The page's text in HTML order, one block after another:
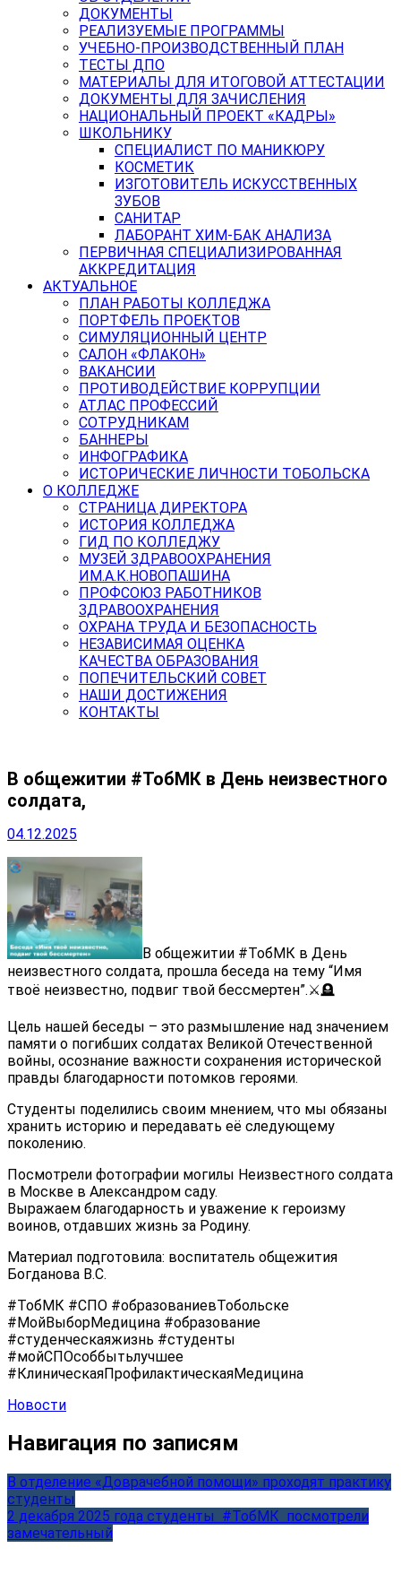
ДОКУМЕНТЫ
РЕАЛИЗУЕМЫЕ ПРОГРАММЫ
УЧЕБНО-ПРОИЗВОДСТВЕННЫЙ ПЛАН
ТЕСТЫ ДПО
МАТЕРИАЛЫ ДЛЯ ИТОГОВОЙ АТТЕСТАЦИИ
ДОКУМЕНТЫ ДЛЯ ЗАЧИСЛЕНИЯ
НАЦИОНАЛЬНЫЙ ПРОЕКТ «КАДРЫ»
ШКОЛЬНИКУ
СПЕЦИАЛИСТ ПО МАНИКЮРУ
КОСМЕТИК
ИЗГОТОВИТЕЛЬ ИСКУССТВЕННЫХ
ЗУБОВ
САНИТАР
ЛАБОРАНТ ХИМ-БАК АНАЛИЗА
ПЕРВИЧНАЯ СПЕЦИАЛИЗИРОВАННАЯ
АККРЕДИТАЦИЯ
АКТУАЛЬНОЕ
ПЛАН РАБОТЫ КОЛЛЕДЖА
ПОРТФЕЛЬ ПРОЕКТОВ
СИМУЛЯЦИОННЫЙ ЦЕНТР
САЛОН «ФЛАКОН»
ВАКАНСИИ
ПРОТИВОДЕЙСТВИЕ КОРРУПЦИИ
АТЛАС ПРОФЕССИЙ
СОТРУДНИКАМ
БАННЕРЫ
ИНФОГРАФИКА
ИСТОРИЧЕСКИЕ ЛИЧНОСТИ ТОБОЛЬСКА
О КОЛЛЕДЖЕ
СТРАНИЦА ДИРЕКТОРА
ИСТОРИЯ КОЛЛЕДЖА
ГИД ПО КОЛЛЕДЖУ
МУЗЕЙ ЗДРАВООХРАНЕНИЯ
ИМ.А.К.НОВОПАШИНА
ПРОФСОЮЗ РАБОТНИКОВ
ЗДРАВООХРАНЕНИЯ
ОХРАНА ТРУДА И БЕЗОПАСНОСТЬ
НЕЗАВИСИМАЯ ОЦЕНКА
КАЧЕСТВА ОБРАЗОВАНИЯ
ПОПЕЧИТЕЛЬСКИЙ СОВЕТ
НАШИ ДОСТИЖЕНИЯ
КОНТАКТЫ
В общежитии #ТобМК в День неизвестного
солдата,
04.12.2025
В общежитии #ТобМК в День
неизвестного солдата, прошла беседа на тему “Имя
твоё неизвестно, подвиг твой бессмертен”.⚔️🪦
Цель нашей беседы – это размышление над значением
памяти о погибших солдатах Великой Отечественной
войны, осознание важности сохранения исторической
правды благодарности потомков героями.
Студенты поделились своим мнением, что мы обязаны
хранить историю и передавать её следующему
поколению.
Посмотрели фотографии могилы Неизвестного солдата
в Москве в Александром саду.
Выражаем благодарность и уважение к героизму
воинов, отдавших жизнь за Родину.
Материал подготовила: воспитатель общежития
Богданова В.С.
#ТобМК #СПО #образованиевТобольске
#МойВыборМедицина #образование
#студенческаяжизнь #студенты
#мойСПОсоббытьлучшее
#КлиническаяПрофилактическаяМедицина
Новости
Навигация по записям
В отделение «Доврачебной помощи» проходят практику
студенты
2 декабря 2025 года студенты #ТобМК посмотрели
замечательный